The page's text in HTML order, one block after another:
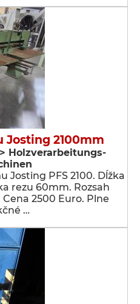
Josting 2100mm
Holzverarbeitungs-
Josting PFS 2100. Dĺžka
rezu 60mm. Rozsah
2500 Euro. Plne
…